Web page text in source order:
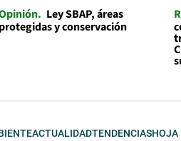
Ley SBAP, áreas
protegidas y conservación
ACTUALIDADTENDENCIASHOJA